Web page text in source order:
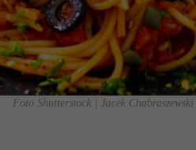
Foto Shutterstock | Jacek Chabraszewski